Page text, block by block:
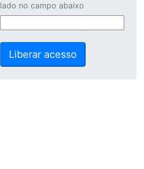
lado no campo abaixo